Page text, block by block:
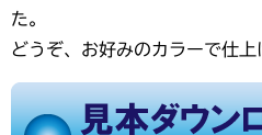
た。
どうぞ、お好みのカラーで仕上